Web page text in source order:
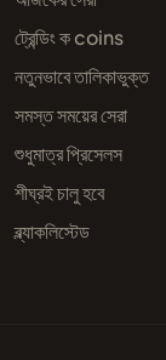
ট্রেন্ডিং ক coins
নতুনভাবে তালিকাভুক্ত
সমস্ত সময়ের সেরা
শুধুমাত্র প্রিসেলস
শীঘ্রই চালু হবে
ব্ল্যাকলিস্টেড